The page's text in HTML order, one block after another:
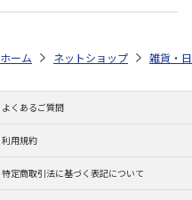
ベルト付き保冷剤 パウ・パトロー
ホーム ネットショップ 雑貨・
よくあるご質問
利用規約
特定商取引法に基づく表記について